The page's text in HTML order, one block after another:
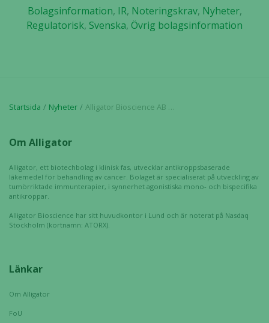
Bolagsinformation, IR, Noteringskrav, Nyheter,
Regulatorisk, Svenska, Övrig bolagsinformation
Startsida Nyheter Alligator Bioscience AB meddelar slutligt utfall för nyttjandet av teckningsoptioner serie TO 13
Om Alligator
Alligator, ett biotechbolag i klinisk fas, utvecklar antikroppsbaserade
läkemedel för behandling av cancer. Bolaget är specialiserat på utveckling av
tumörriktade immunterapier, i synnerhet agonistiska mono- och bispecifika
antikroppar.
Alligator Bioscience har sitt huvudkontor i Lund och är noterat på Nasdaq
Stockholm (kortnamn: ATORX).
Länkar
Om Alligator
FoU